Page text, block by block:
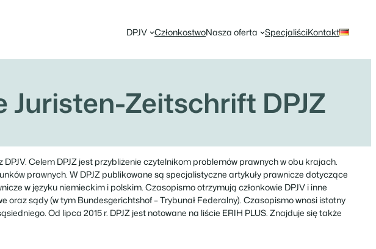
DPJV CzłonkostwoNasza oferta SpecjaliściKontakt
Zeitschrift DPJZ
Celem DPJZ jest przybliżenie czytelnikom problemów prawnych w obu krajach.
prawnych. W DPJZ publikowane są specjalistyczne artykuły prawnicze dotyczące
w języku niemieckim i polskim. Czasopismo otrzymują członkowie DPJV i inne
sądy (w tym Bundesgerichtshof – Trybunał Federalny). Czasopismo wnosi istotny
Od lipca 2015 r. DPJZ jest notowane na liście ERIH PLUS. Znajduje się także